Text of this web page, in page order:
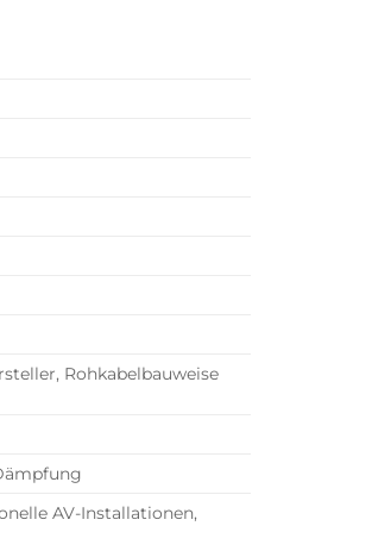
Rohkabelbauweise
AV-Installationen,